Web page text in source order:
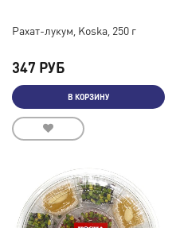
Рахат-лукум, Koska, 250 г
347 РУБ
В КОРЗИНУ